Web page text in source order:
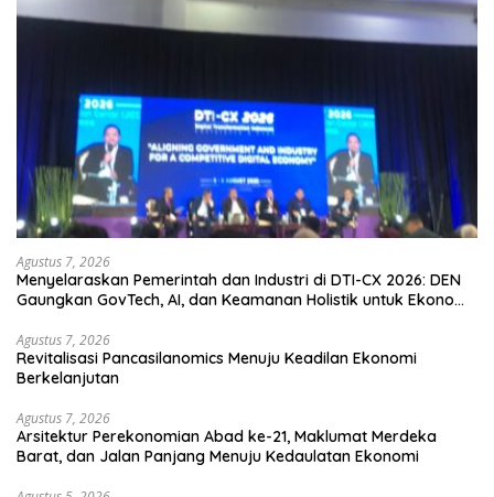
Agustus 7, 2026
Menyelaraskan Pemerintah dan Industri di DTI-CX 2026: DEN
Gaungkan GovTech, AI, dan Keamanan Holistik untuk Ekonomi
Agustus 7, 2026
Revitalisasi Pancasilanomics Menuju Keadilan Ekonomi
Berkelanjutan
Agustus 7, 2026
Arsitektur Perekonomian Abad ke-21, Maklumat Merdeka
Barat, dan Jalan Panjang Menuju Kedaulatan Ekonomi